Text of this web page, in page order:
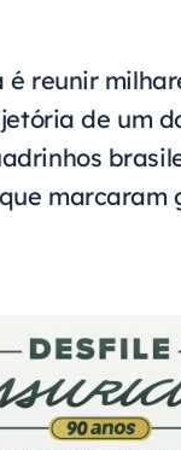
é reunir
de um
marcaram